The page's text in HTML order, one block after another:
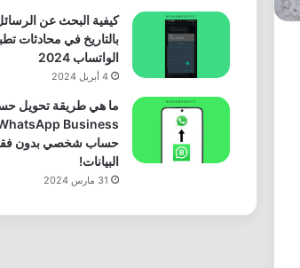
كيفية البحث عن
بالتاريخ في محادثات
الواتساب 2024
4 أبريل 2024
ما هي طريقة تحويل
حساب شخصي بدون
البيانات!
31 مارس 2024